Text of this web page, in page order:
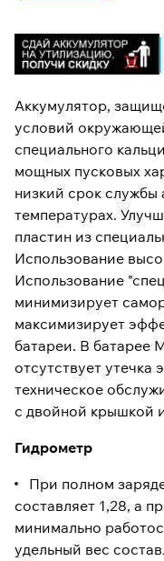
Аккумулятор,
условий
специального
мощных пусковых
низкий срок службы
температурах.
пластин из
Использование
Использование
минимизирует
максимизирует
батареи. В батарее
отсутствует утечка
техническое
с двойной крышкой
Гидрометр
При полном
составляет 1,28, а
минимально
удельный вес